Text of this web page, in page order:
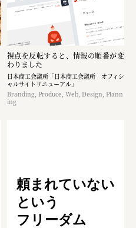
視点を反転すると、情報の順番が変
わりました
日本商工会議所「日本商工会議所 オフィシ
ャルサイトリニューアル」
Branding, Produce, Web, Design, Plann
ing
頼まれていない
という
フリーダム